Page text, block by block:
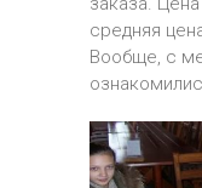
средняя
Вообще, с